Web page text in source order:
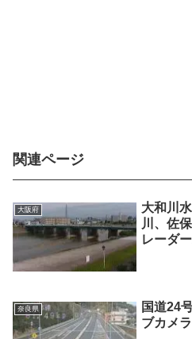
関連ページ
大阪府
大和川
川、佐
レーダ
奈良県
国道24
ブカメ